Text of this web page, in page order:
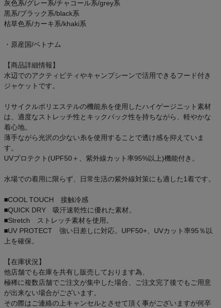
灰色系/グレー系/チャコール系/grey系
黒系/ブラック系/black系
枯草色系/カーキ系/khaki系
・原産国/ベトナム
【商品詳細情報】
水辺でのアクティビティやキャンプシーンで活用できるフード付き
ジャケットです。
リサイクルポリエステルの機能糸を使用したハイゲージニット素材
は、適度なストレッチ性とキックバック性を持ちながら、軽やかな
着心地。
薄手ながら光沢の少ない糸を使用することで透け感を抑えていま
す。
UVプロテクト(UPF50＋、紫外線カット率95%以上)機能付き。
水場での着用に限らず、日常生活の紫外線対策にも適した1着です。
■COOL TOUCH 接触冷感
■QUICK DRY 吸汗速乾性に優れた素材。
■Stretch ストレッチ素材を使用。
■UV PROTECT 強い日差しに対応。UPF50+、UVカット率95％以
上を確保。
【在庫状況】
他店舗でも在庫を共有し販売しております為、
極稀に複数店舗でご注文が集中した場合、ご注文完了後でもご用意
が出来ない場合がございます。
その際はご連絡の上キャンセルとさせて頂く事がございますが何卒